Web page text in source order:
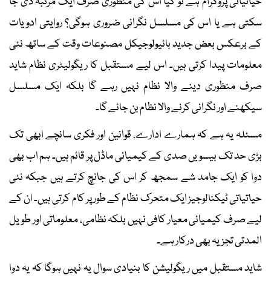
سکتی ہے یا اس کی مسلسل نگرانی ضروری ہوگی؟ روایتی ادویات
کے برعکس بعض جدید بائیولوجیکل مصنوعات وقت کے ساتھ نئی
معلومات پیدا کرتی ہیں۔ اس لیے مستقبل کا ریگولیٹری نظام شاید
صرف منظوری دینے والا نظام نہیں رہے گا بلکہ ایک مسلسل
سیکھنے اور نگرانی کرنے والا نظام بن جائے گا۔
مسئلہ یہ ہے کہ ہمارے ادارے، قوانین اور فکری سانچے ابھی تک
بڑی حد تک بیسویں صدی کے کیمیائی ماڈل پر قائم ہیں۔ ہم اب بھی
دوا کو ایک جامد شے سمجھ کر اس کی جانچ کرتے ہیں جبکہ نئی
حیاتیاتی ٹیکنالوجیز ایک متحرک نظام کے طور پر کام کرتی ہیں۔ ان کے
لیے صرف کیمیائی معیار کافی نہیں بلکہ نظامی، معلوماتی اور طویل
المدتی تجزیہ بھی درکار ہے۔
شاید مستقبل میں ریگولیشن کا بنیادی سوال یہ نہیں ہوگا کہ یہ دوا